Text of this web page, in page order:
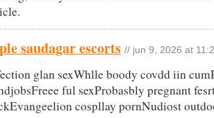
saudagar escorts // jun 9, 2026 at
glan sexWhlle boody covdd iin
ful sexProbasbly pregnant
cospllay pornNudiost